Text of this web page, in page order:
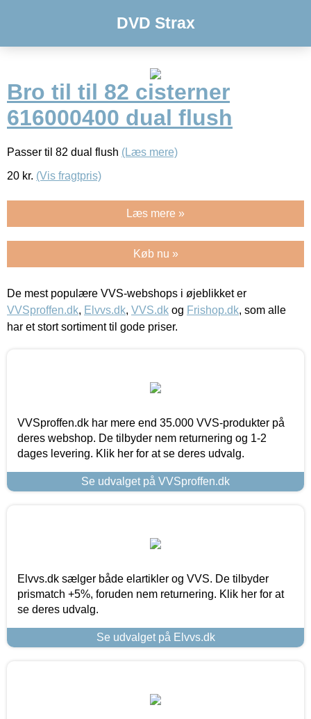
DVD Strax
Bro til til 82 cisterner
616000400 dual flush
Passer til 82 dual flush (Læs mere)
20 kr. (Vis fragtpris)
Læs mere »
Køb nu »
De mest populære VVS-webshops i øjeblikket er
VVSproffen.dk, Elvvs.dk, VVS.dk og Frishop.dk, som alle
har et stort sortiment til gode priser.
VVSproffen.dk har mere end 35.000 VVS-produkter på
deres webshop. De tilbyder nem returnering og 1-2
dages levering. Klik her for at se deres udvalg.
Se udvalget på VVSproffen.dk
Elvvs.dk sælger både elartikler og VVS. De tilbyder
prismatch +5%, foruden nem returnering. Klik her for at
se deres udvalg.
Se udvalget på Elvvs.dk